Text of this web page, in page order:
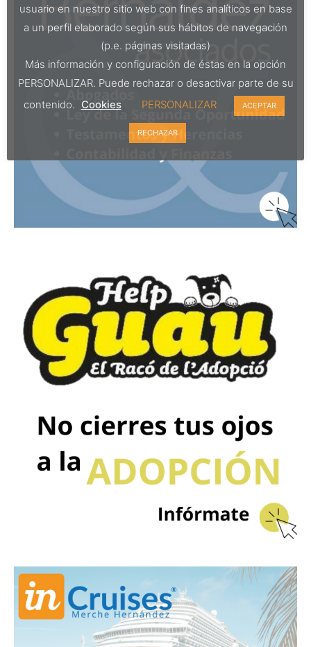
usuario en nuestro sitio web con fines analíticos en base
a un perfil elaborado según sus hábitos de navegación
(p.e. páginas visitadas)
Más información y configuración de éstas en la opción
PERSONALIZAR. Puede rechazar o desactivar parte de su
contenido. Cookies PERSONALIZAR ACEPTAR
RECHAZAR